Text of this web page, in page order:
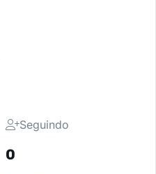
Seguindo
0